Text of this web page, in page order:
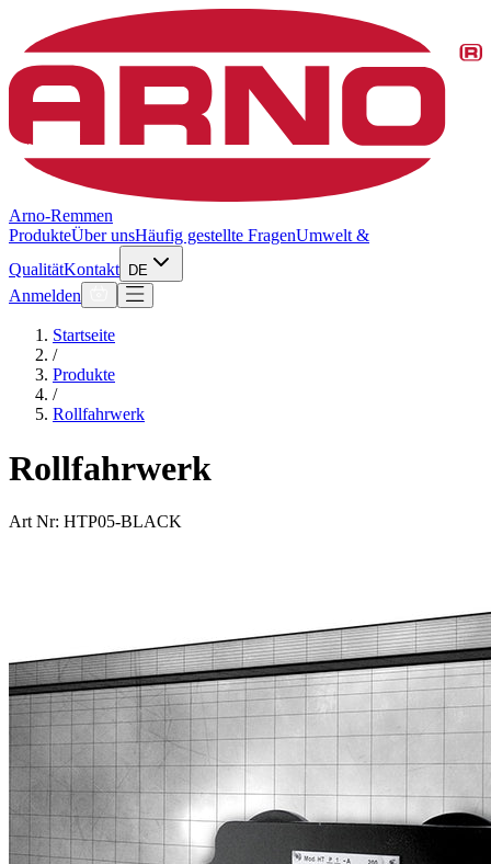
Arno-Remmen
ProdukteÜber unsHäufig gestellte FragenUmwelt &
QualitätKontakt DE
Anmelden
Startseite
/
Produkte
/
Rollfahrwerk
Rollfahrwerk
Art Nr: HTP05-BLACK